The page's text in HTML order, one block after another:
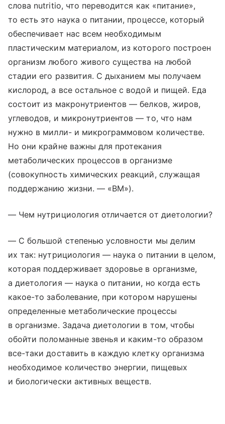
слова nutritio, что переводится как «питание»,
то есть это наука о питании, процессе, который
обеспечивает нас всем необходимым
пластическим материалом, из которого построен
организм любого живого существа на любой
стадии его развития. С дыханием мы получаем
кислород, а все остальное с водой и пищей. Еда
состоит из макронутриентов — белков, жиров,
углеводов, и микронутриентов — то, что нам
нужно в милли- и микрограммовом количестве.
Но они крайне важны для протекания
метаболических процессов в организме
(совокупность химических реакций, служащая
поддержанию жизни. — «ВМ»).
— Чем нутрициология отличается от диетологии?
— С большой степенью условности мы делим
их так: нутрициология — наука о питании в целом,
которая поддерживает здоровье в организме,
а диетология — наука о питании, но когда есть
какое-то заболевание, при котором нарушены
определенные метаболические процессы
в организме. Задача диетологии в том, чтобы
обойти поломанные звенья и каким-то образом
все-таки доставить в каждую клетку организма
необходимое количество энергии, пищевых
и биологически активных веществ.